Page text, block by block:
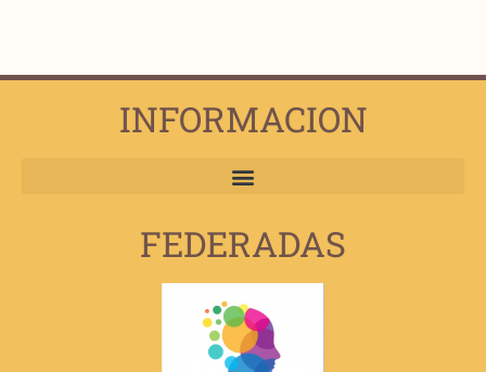
INFORMACION
FEDERADAS